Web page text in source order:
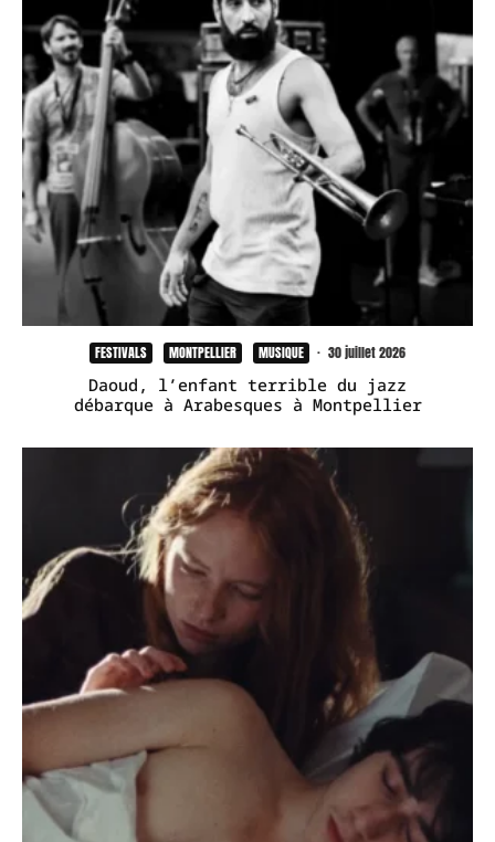
FESTIVALS MONTPELLIER MUSIQUE · 30 juillet 2026
Daoud, l’enfant terrible du jazz
débarque à Arabesques à Montpellier